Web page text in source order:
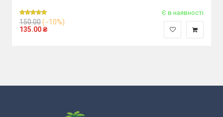
Є в наявності
150.00(−10%)
135.00₴